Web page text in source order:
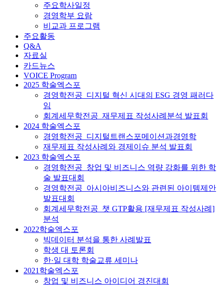
주요학사일정
경영학부 요람
비교과 프로그램
주요활동
Q&A
자료실
카드뉴스
VOICE Program
2025 학술엑스포
경영학전공_디지털 혁신 시대의 ESG 경영 패러다
임
회계세무학전공_재무제표 작성사례분석 발표회
2024 학술엑스포
경영학전공_디지털트랜스포메이션과경영학
재무제표 작성사례와 경제이슈 분석 발표회
2023 학술엑스포
경영학전공_창업 및 비즈니스 역량 강화를 위한 학
술 발표대회
경영학전공_아시아비즈니스와 관련된 아이템제안
발표대회
회계세무학전공_챗 GTP활용 [재무제표 작성사례]
분석
2022학술엑스포
빅데이터 분석을 통한 사례발표
학생 대 토론회
한·일 대학 학술교류 세미나
2021학술엑스포
창업 및 비즈니스 아이디어 경진대회